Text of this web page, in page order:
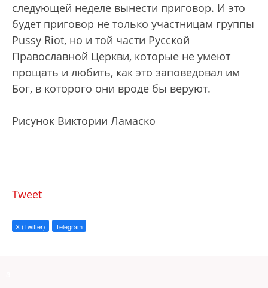
следующей неделе вынести приговор. И это
будет приговор не только участницам группы
Pussy Riot, но и той части Русской
Православной Церкви, которые не умеют
прощать и любить, как это заповедовал им
Бог, в которого они вроде бы веруют.
Рисунок Виктории Ламаско
Tweet
X (Twitter) Telegram